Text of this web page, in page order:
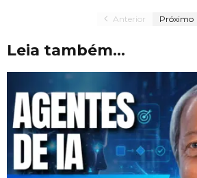
Anterior Próximo
Leia também...